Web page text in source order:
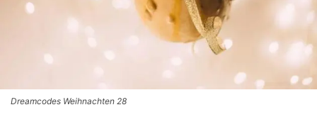
Dreamcodes Weihnachten 28